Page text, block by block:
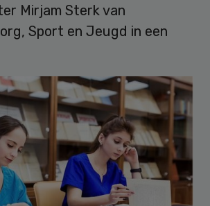
Mirjam Sterk van
Sport en Jeugd in een